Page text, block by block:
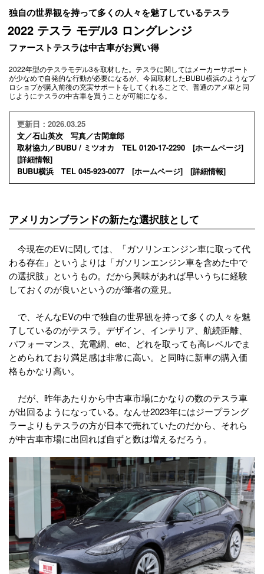
独自の世界観を持って多くの人々を魅了しているテスラ
2022 テスラ モデル3 ロングレンジ
ファーストテスラは中古車がお買い得
2022年型のテスラモデル3を取材した。テスラに関してはメーカーサポート
が少なめで自発的な行動が必要になるが、今回取材したBUBU横浜のようなプ
ロショプが購入前後の充実サポートをしてくれることで、普通のアメ車と同
じようにテスラの中古車を買うことが可能になる。
更新日：2026.03.25
文／石山英次 写真／古閑章郎
取材協力／BUBU / ミツオカ TEL 0120-17-2290 [ホームページ]
[詳細情報]
BUBU横浜 TEL 045-923-0077 [ホームページ] [詳細情報]
アメリカンブランドの新たな選択肢として
今現在のEVに関しては、「ガソリンエンジン車に取って代
わる存在」というよりは「ガソリンエンジン車を含めた中で
の選択肢」というもの。だから興味があれば早いうちに経験
しておくのが良いというのが筆者の意見。
で、そんなEVの中で独自の世界観を持って多くの人々を魅
了しているのがテスラ。デザイン、インテリア、航続距離、
パフォーマンス、充電網、etc、どれを取っても高レベルでま
とめられており満足感は非常に高い。と同時に新車の購入価
格もかなり高い。
だが、昨年あたりから中古車市場にかなりの数のテスラ車
が出回るようになっている。なんせ2023年にはジープラング
ラーよりもテスラの方が日本で売れていたのだから、それら
が中古車市場に出回れば自ずと数は増えるだろう。